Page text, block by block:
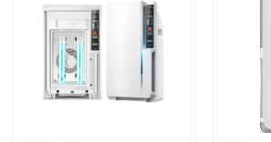
Fabrieksreis
Kwaliteitscontrole